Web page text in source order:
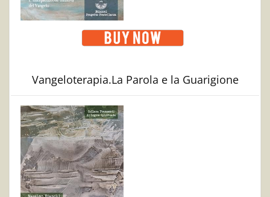
Vangeloterapia.La Parola e la Guarigione